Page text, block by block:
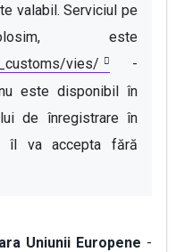
valabil. Serviciul pe
vies/
-
este disponibil în
de înregistrare în
îl va accepta fără
Uniunii Europene -